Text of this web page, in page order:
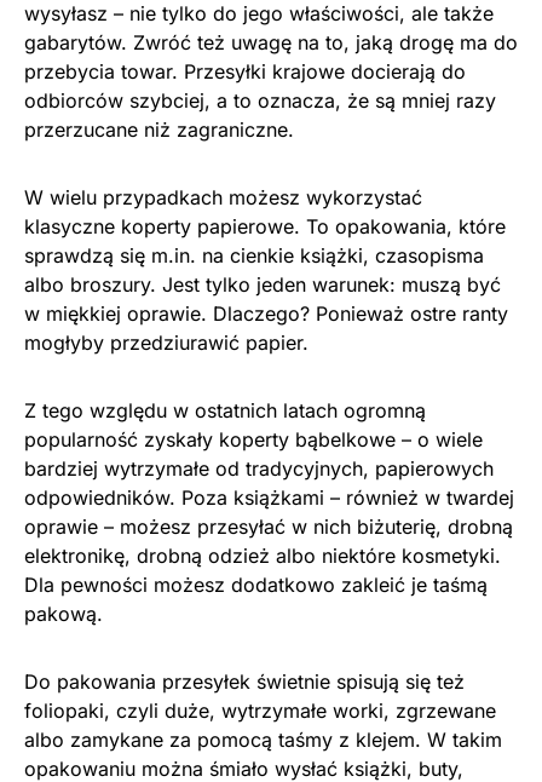
wysyłasz – nie tylko do jego właściwości, ale także
gabarytów. Zwróć też uwagę na to, jaką drogę ma do
przebycia towar. Przesyłki krajowe docierają do
odbiorców szybciej, a to oznacza, że są mniej razy
przerzucane niż zagraniczne.
W wielu przypadkach możesz wykorzystać
klasyczne koperty papierowe. To opakowania, które
sprawdzą się m.in. na cienkie książki, czasopisma
albo broszury. Jest tylko jeden warunek: muszą być
w miękkiej oprawie. Dlaczego? Ponieważ ostre ranty
mogłyby przedziurawić papier.
Z tego względu w ostatnich latach ogromną
popularność zyskały koperty bąbelkowe – o wiele
bardziej wytrzymałe od tradycyjnych, papierowych
odpowiedników. Poza książkami – również w twardej
oprawie – możesz przesyłać w nich biżuterię, drobną
elektronikę, drobną odzież albo niektóre kosmetyki.
Dla pewności możesz dodatkowo zakleić je taśmą
pakową.
Do pakowania przesyłek świetnie spisują się też
foliopaki, czyli duże, wytrzymałe worki, zgrzewane
albo zamykane za pomocą taśmy z klejem. W takim
opakowaniu można śmiało wysłać książki, buty,